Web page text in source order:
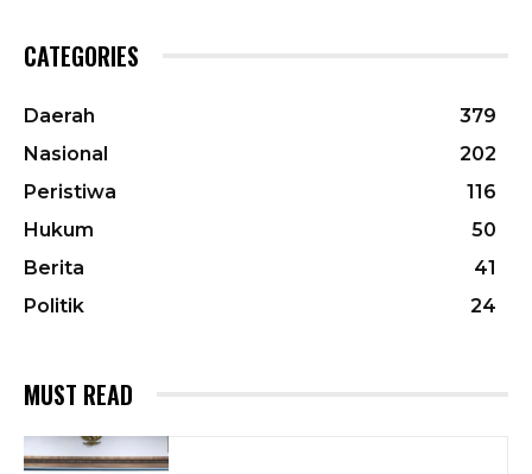
CATEGORIES
Daerah
379
Nasional
202
Peristiwa
116
Hukum
50
Berita
41
Politik
24
MUST READ